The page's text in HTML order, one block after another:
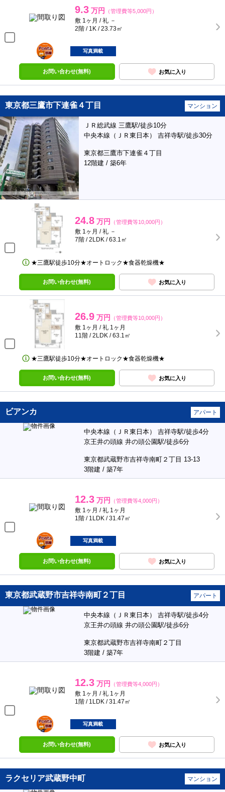
9.3 万円 （管理費等5,000円）
敷 1ヶ月 / 礼 －
2階 / 1K / 23.73㎡
ポンタ
部屋
写真満載
お問い合わせ(無料) お気に入り
東京都三鷹市下連雀４丁目 マンション
ＪＲ総武線 三鷹駅/徒歩10分
中央本線（ＪＲ東日本） 吉祥寺駅/徒歩30分
東京都三鷹市下連雀４丁目
12階建 / 築6年
24.8 万円 （管理費等10,000円）
敷 1ヶ月 / 礼 －
7階 / 2LDK / 63.1㎡
★三鷹駅徒歩10分★オートロック★食器乾燥機★
お問い合わせ(無料) お気に入り
26.9 万円 （管理費等10,000円）
敷 1ヶ月 / 礼 1ヶ月
11階 / 2LDK / 63.1㎡
★三鷹駅徒歩10分★オートロック★食器乾燥機★
お問い合わせ(無料) お気に入り
ビアンカ アパート
中央本線（ＪＲ東日本） 吉祥寺駅/徒歩4分
京王井の頭線 井の頭公園駅/徒歩6分
東京都武蔵野市吉祥寺南町２丁目 13-13
3階建 / 築7年
12.3 万円 （管理費等4,000円）
敷 1ヶ月 / 礼 1ヶ月
1階 / 1LDK / 31.47㎡
ポンタ
部屋
写真満載
お問い合わせ(無料) お気に入り
東京都武蔵野市吉祥寺南町２丁目 アパート
中央本線（ＪＲ東日本） 吉祥寺駅/徒歩4分
京王井の頭線 井の頭公園駅/徒歩6分
東京都武蔵野市吉祥寺南町２丁目
3階建 / 築7年
12.3 万円 （管理費等4,000円）
敷 1ヶ月 / 礼 1ヶ月
1階 / 1LDK / 31.47㎡
ポンタ
部屋
写真満載
お問い合わせ(無料) お気に入り
ラクセリア武蔵野中町 マンション